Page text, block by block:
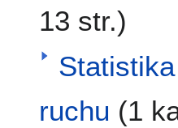
13 str.)
ruchu (1